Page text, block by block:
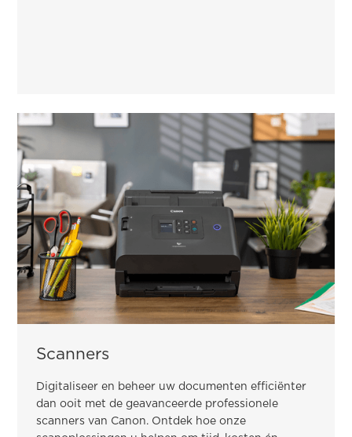
Scanners
Digitaliseer en beheer uw documenten efficiënter
dan ooit met de geavanceerde professionele
scanners van Canon. Ontdek hoe onze